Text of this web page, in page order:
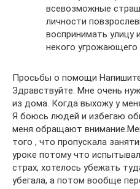
всевозможные
личности
воспринимать улицу
некого угрожающего
Просьбы о помощи
Здравствуйте. Мне очень
из дома. Когда выхожу у
Я боюсь людей и избегаю
меня обращают
того , что пропускала
уроке потому что
страх, хотелось убежать
убегала, а потом вообще